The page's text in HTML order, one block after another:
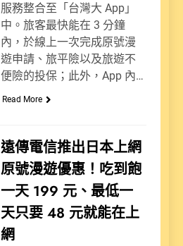
服務整合至「台灣大 App」
中。旅客最快能在 3 分鐘
內，於線上一次完成原號漫
遊申請、旅平險以及旅遊不
便險的投保；此外，App 內…
Read More
遠傳電信推出日本上網
原號漫遊優惠！吃到飽
一天 199 元、最低一
天只要 48 元就能在上
網